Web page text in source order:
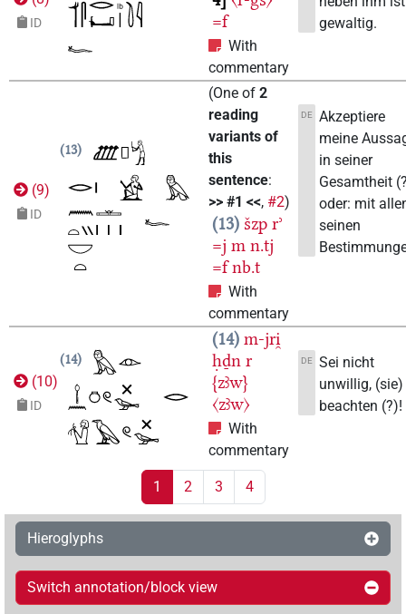
ID
=f
With
commentary
gewaltig.
(9)
ID
13
(One of 2
reading
variants of
this
sentence:
>> #1 <<, #2)
13 šzp rʾ
=j m n.tj
=f nb.t
With
commentary
DE Akzeptiere
meine
in seiner
Gesamtheit
oder: mit
seinen
(10)
ID
14
14 m-jri̯
ḥḏn r
{zꜣw}
〈zꜣw〉
With
commentary
DE Sei nicht
unwillig,
beachten (?)!
1 2 3 4
Hieroglyphs
Switch annotation/block view